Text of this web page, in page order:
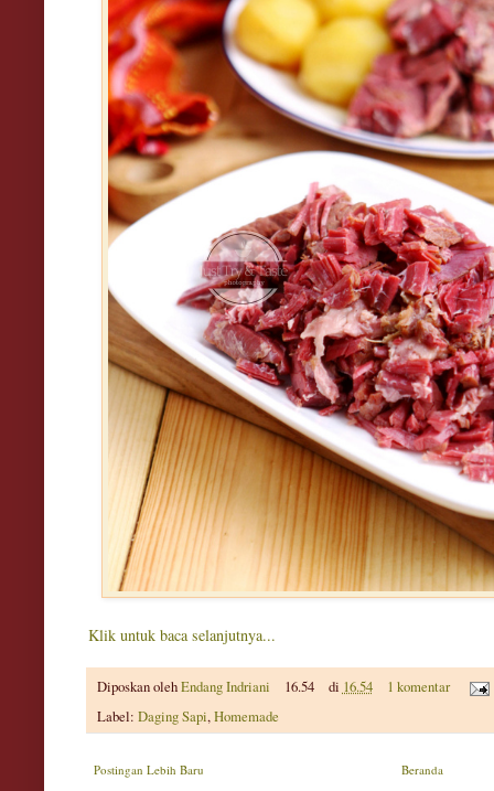
Klik untuk baca selanjutnya...
Diposkan olehEndang Indriani 16.54 di 16.54
1 komentar
Label: Daging Sapi,Homemade
Postingan Lebih Baru
Beranda